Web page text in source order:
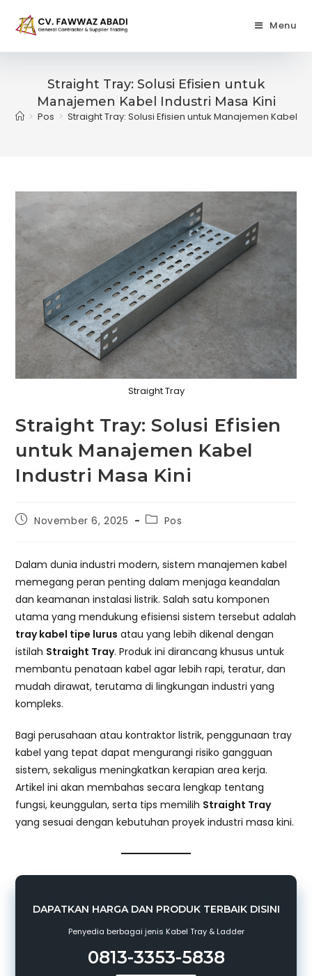
Menu
Straight Tray: Solusi Efisien untuk
Manajemen Kabel Industri Masa Kini
> Pos > Straight Tray: Solusi Efisien untuk Manajemen Kabel
Straight Tray
Straight Tray: Solusi Efisien
untuk Manajemen Kabel
Industri Masa Kini
PostNovember 6, 2025
PostPos
Dalam dunia industri modern, sistem manajemen kabel
memegang peran penting dalam menjaga keandalan
dan keamanan instalasi listrik. Salah satu komponen
utama yang mendukung efisiensi sistem tersebut adalah
tray kabel tipe lurus atau yang lebih dikenal dengan
istilah Straight Tray. Produk ini dirancang khusus untuk
membantu penataan kabel agar lebih rapi, teratur, dan
mudah dirawat, terutama di lingkungan industri yang
kompleks.
Bagi perusahaan atau kontraktor listrik, penggunaan tray
kabel yang tepat dapat mengurangi risiko gangguan
sistem, sekaligus meningkatkan kerapian area kerja.
Artikel ini akan membahas secara lengkap tentang
fungsi, keunggulan, serta tips memilih Straight Tray
yang sesuai dengan kebutuhan proyek industri masa kini.
DAPATKAN HARGA DAN PRODUK TERBAIK DISINI
Penyedia berbagai jenis Kabel Tray & Ladder
0813-3353-5838